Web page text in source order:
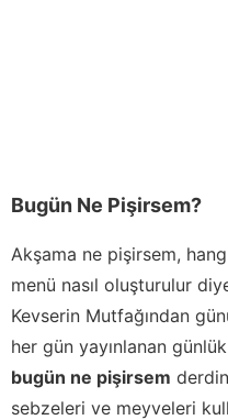
Bugün Ne Pişirsem?
Akşama ne pişirsem,
menü nasıl oluşturulur
Kevserin Mutfağından
her gün yayınlanan
bugün ne pişirsem
sebzeleri ve meyveleri